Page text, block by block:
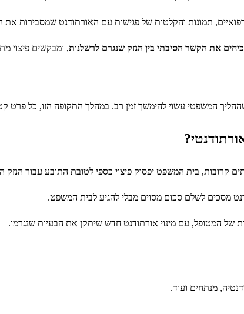
תמונות והקלטות של פגישות עם האורתודנט שמסבירות את
את הקשר הסיבתי בין הנזק שנגרם לרשלנות, ומבקשים פיצוי
המשפטי עשוי להימשך זמן רב. במהלך התקופה הזו, כל פרט
קרובות, בית המשפט יפסוק פיצוי כספי לטובת התובע עבור הנזק
מסכים לשלם סכום מסוים מבלי להגיע לבית המשפט.
של המטופל, עם מינוי אורתודנט חדש שיתקן את הבעיות שנגרמו.
מנתחים ועוד.